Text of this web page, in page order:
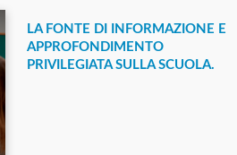
LA FONTE DI INFORMAZIONE E
APPROFONDIMENTO
PRIVILEGIATA SULLA SCUOLA.